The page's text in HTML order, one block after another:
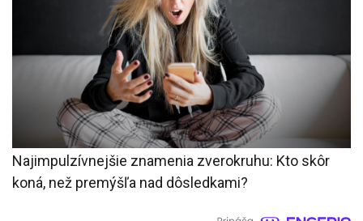
Najimpulzívnejšie znamenia zverokruhu: Kto skôr
koná, než premýšľa nad dôsledkami?